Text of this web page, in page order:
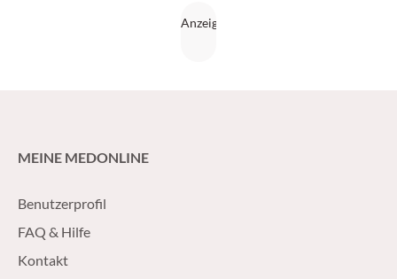
MEINE MEDONLINE
Benutzerprofil
FAQ & Hilfe
Kontakt